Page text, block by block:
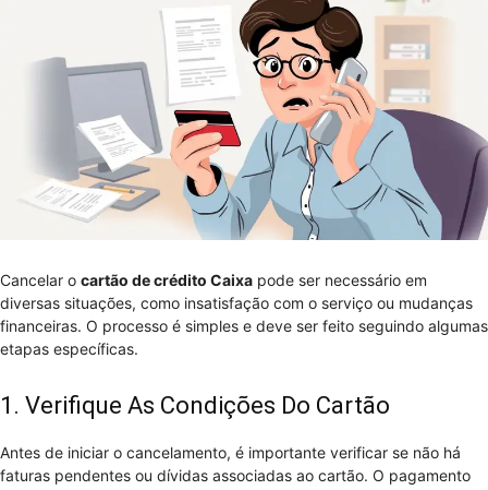
Cancelar o cartão de crédito Caixa pode ser necessário em
diversas situações, como insatisfação com o serviço ou mudanças
financeiras. O processo é simples e deve ser feito seguindo algumas
etapas específicas.
1. Verifique As Condições Do Cartão
Antes de iniciar o cancelamento, é importante verificar se não há
faturas pendentes ou dívidas associadas ao cartão. O pagamento